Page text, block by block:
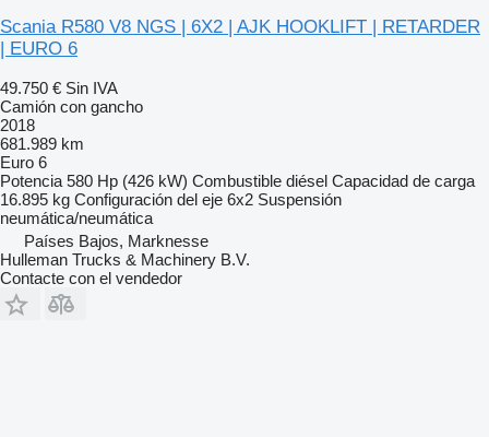
Scania R580 V8 NGS | 6X2 | AJK HOOKLIFT | RETARDER
| EURO 6
49.750 € Sin IVA
Camión con gancho
2018
681.989 km
Euro 6
Potencia 580 Hp (426 kW) Combustible diésel Capacidad de carga
16.895 kg Configuración del eje 6x2 Suspensión
neumática/neumática
Países Bajos, Marknesse
Hulleman Trucks & Machinery B.V.
Contacte con el vendedor